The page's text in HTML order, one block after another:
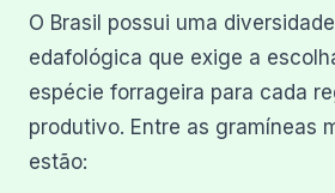
O Brasil possui uma
edafológica que exige a
espécie forrageira para cada
produtivo. Entre as gramíneas
estão: